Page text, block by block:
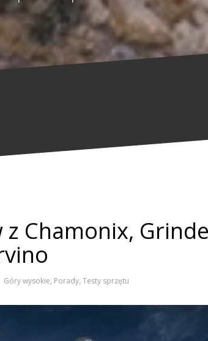
Chamonix,
Góry wysokie, Porady, Testy sprzętu